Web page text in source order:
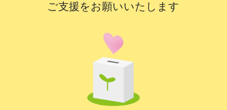
ご支援をお願いいたします